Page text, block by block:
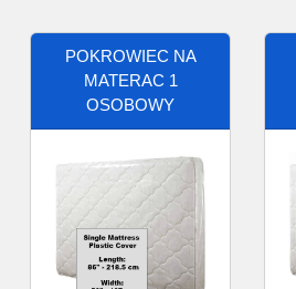
POKROWIEC NA
MATERAC 1
OSOBOWY